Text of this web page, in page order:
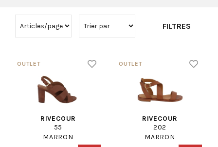
FILTRES
RIVECOUR
55
MARRON
RIVECOUR
202
MARRON